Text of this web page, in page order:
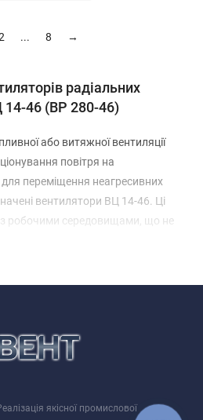
... 8 →
радіальних
14-46 (ВР 280-46)
або витяжної вентиляції
повітря на
переміщення неагресивних
вентилятори ВЦ 14-46. Ці
з робочими середовищами, що не
речовин.
або дрібних частинок з
мг на м3. У конструкції присутній
з загнутими вперед лопатками
пристрій за доступною ціною
якісної промислової